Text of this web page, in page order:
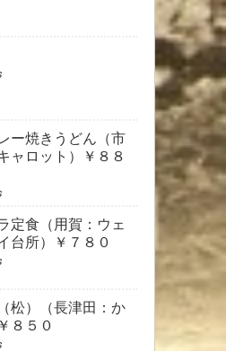
ー焼きうどん（市
ャロット）￥８８
定食（用賀：ウェ
台所）￥７８０
松）（長津田：か
８５０